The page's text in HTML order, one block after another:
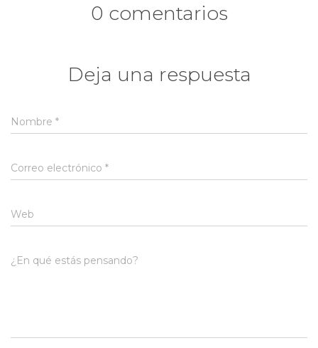
0 comentarios
Deja una respuesta
Nombre *
Correo electrónico *
Web
¿En qué estás pensando?